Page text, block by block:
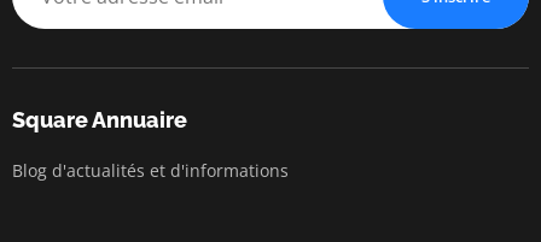
Square Annuaire
Blog d'actualités et d'informations